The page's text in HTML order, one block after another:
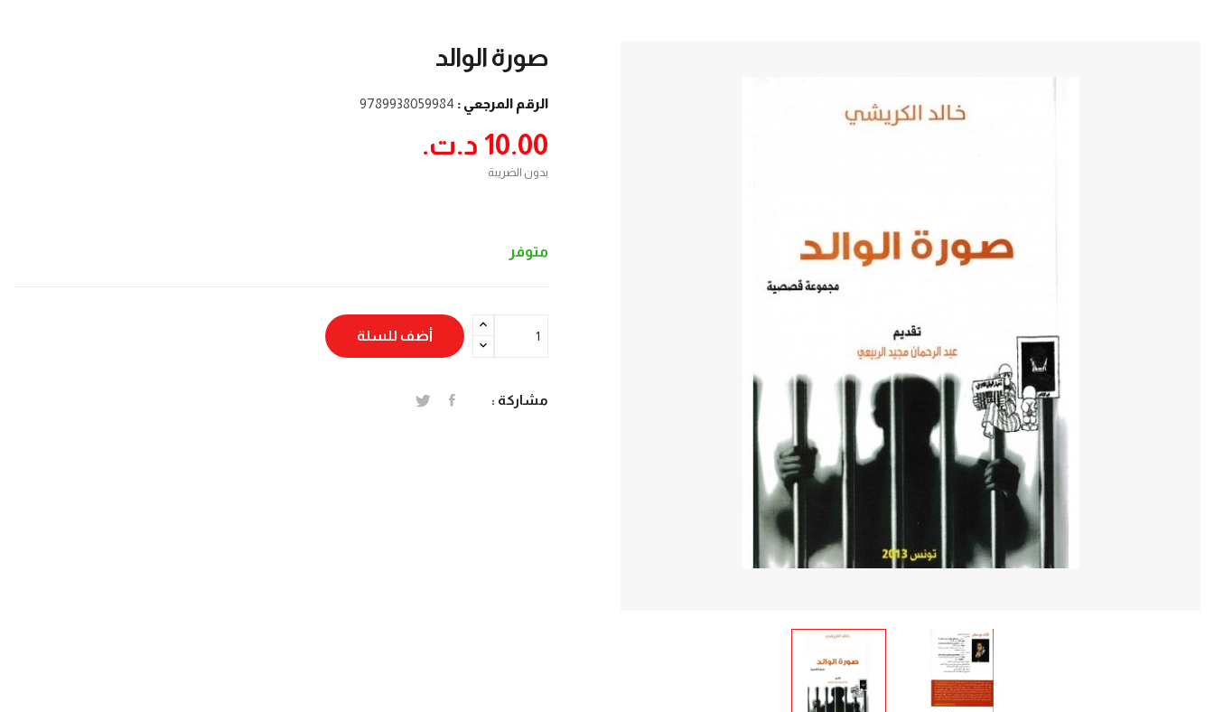
صورة الوالد
الرقم المرجعي : 9789938059984
10.00 د.ت.‏
بدون الضريبة
متوفر
أضف للسلة
مشاركة :